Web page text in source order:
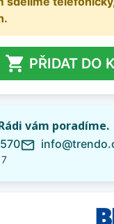
 PŘIDAT DO
vám poradíme.
mail_outline